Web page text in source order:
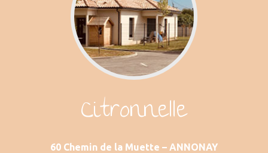
Citronnelle
60 Chemin de la Muette – ANNONAY